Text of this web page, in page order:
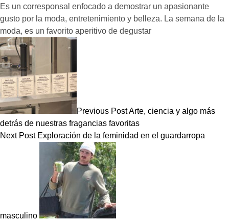
Es un corresponsal enfocado a demostrar un apasionante
gusto por la moda, entretenimiento y belleza. La semana de la
moda, es un favorito aperitivo de degustar
Previous PostArte, ciencia y algo más
detrás de nuestras fragancias favoritas
Next Post Exploración de la feminidad en el guardarropa
masculino